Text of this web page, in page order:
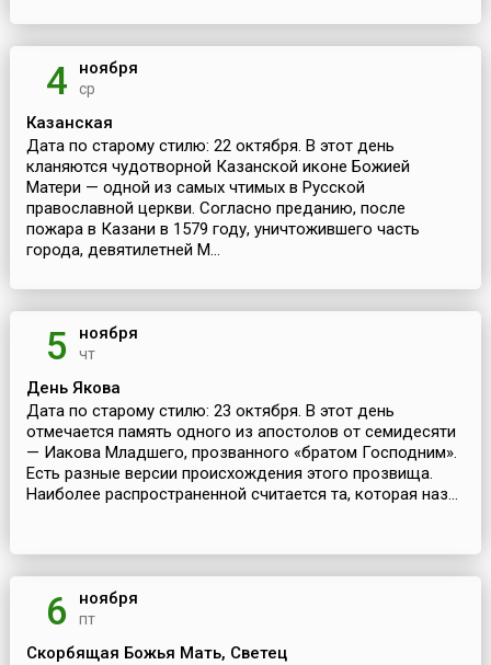
4 ноября
ср
Казанская
Дата по старому стилю: 22 октября. В этот день
кланяются чудотворной Казанской иконе Божией
Матери — одной из самых чтимых в Русской
православной церкви. Согласно преданию, после
пожара в Казани в 1579 году, уничтожившего часть
города, девятилетней М...
5 ноября
чт
День Якова
Дата по старому стилю: 23 октября. В этот день
отмечается память одного из апостолов от семидесяти
— Иакова Младшего, прозванного «братом Господним».
Есть разные версии происхождения этого прозвища.
Наиболее распространенной считается та, которая наз...
6 ноября
пт
Скорбящая Божья Мать, Светец